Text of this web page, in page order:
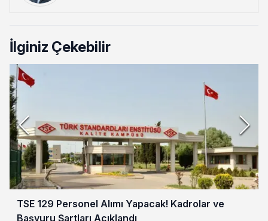
İlginiz Çekebilir
TSE 129 Personel Alımı Yapacak! Kadrolar ve
Başvuru Şartları Açıklandı